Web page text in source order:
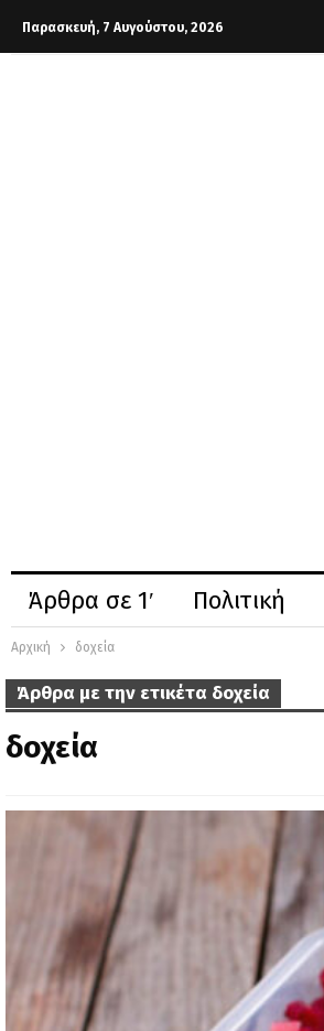
Παρασκευή, 7 Αυγούστου, 2026
Άρθρα σε 1′ Πολιτική
Αρχική δοχεία
Άρθρα με την ετικέτα δοχεία
δοχεία